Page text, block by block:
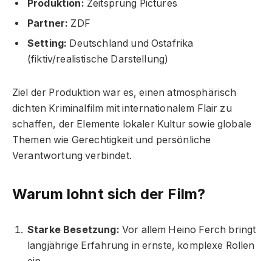
Produktion: Zeitsprung Pictures
Partner: ZDF
Setting: Deutschland und Ostafrika
(fiktiv/realistische Darstellung)
Ziel der Produktion war es, einen atmosphärisch
dichten Kriminalfilm mit internationalem Flair zu
schaffen, der Elemente lokaler Kultur sowie globale
Themen wie Gerechtigkeit und persönliche
Verantwortung verbindet.
Warum lohnt sich der Film?
Starke Besetzung: Vor allem Heino Ferch bringt
langjährige Erfahrung in ernste, komplexe Rollen